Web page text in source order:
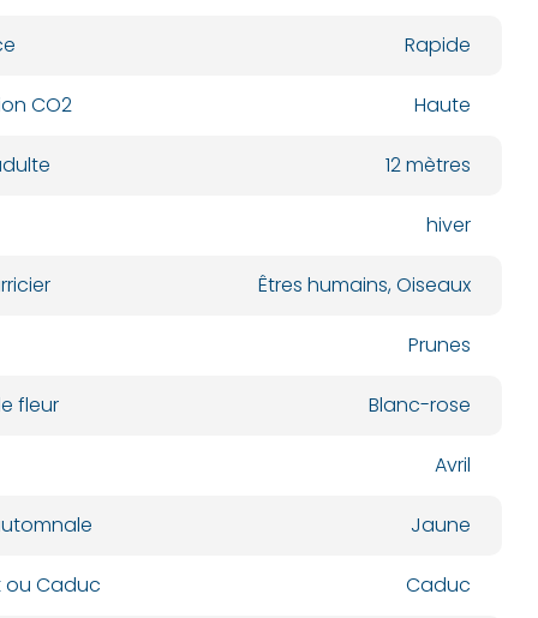
Rapide
CO2 Haute
12 mètres
hiver
Êtres humains, Oiseaux
Prunes
fleur Blanc-rose
Avril
Jaune
ou Caduc Caduc